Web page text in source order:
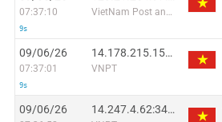
07:37:10
9s
VietNam Post and Telecom Corporation
09/06/26
07:37:01
9s
14.178.215.159:60585
VNPT
09/06/26 14.247.4.62:34655